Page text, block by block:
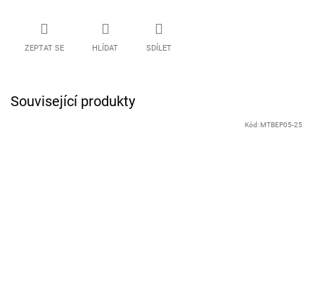
ZEPTAT SE HLÍDAT SDÍLET
Související produkty
Kód:MTBEP05-25